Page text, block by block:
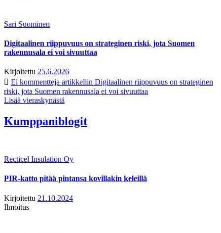
Sari Suominen
Digitaalinen riippuvuus on strateginen riski, jota Suomen
rakennusala ei voi sivuuttaa
Kirjoitettu 25.6.2026
Ei kommentteja artikkeliin Digitaalinen riippuvuus on strateginen
riski, jota Suomen rakennusala ei voi sivuuttaa
Lisää vieraskynästä
Kumppaniblogit
Recticel Insulation Oy
PIR-katto pitää pintansa kovillakin keleillä
Kirjoitettu 21.10.2024
Ilmoitus